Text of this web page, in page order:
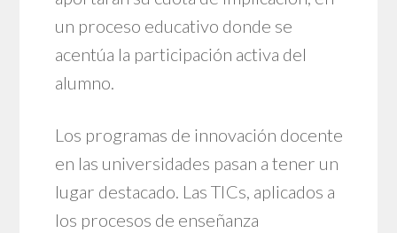
un proceso educativo donde se
acentúa la participación activa del
alumno.
Los programas de innovación docente
en las universidades pasan a tener un
lugar destacado. Las TICs, aplicados a
los procesos de enseñanza